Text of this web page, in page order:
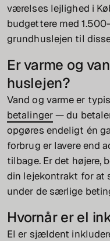
værelses lejlighed i
budgettere med
grundhuslejen til
Er varme og
huslejen?
Vand og varme er
betalinger— du
opgøres endeligt én
forbrug er lavere end
tilbage. Er det højere,
din lejekontrakt for at
under de særlige
Hvornår er el
El er sjældent